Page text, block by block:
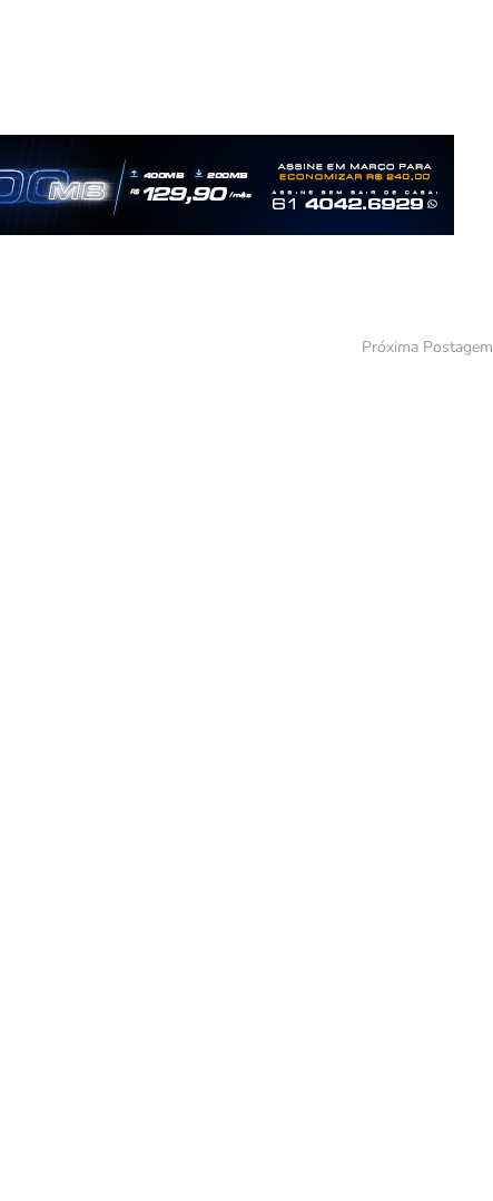
Próxima Postagem